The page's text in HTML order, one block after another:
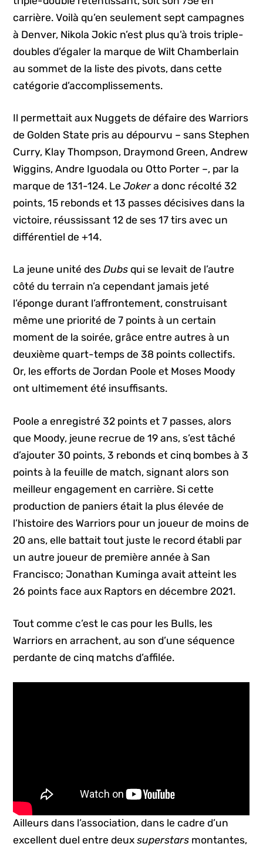
carrière. Voilà qu’en seulement sept campagnes
à Denver, Nikola Jokic n’est plus qu’à trois triple-
doubles d’égaler la marque de Wilt Chamberlain
au sommet de la liste des pivots, dans cette
catégorie d’accomplissements.
Il permettait aux Nuggets de défaire des Warriors
de Golden State pris au dépourvu – sans Stephen
Curry, Klay Thompson, Draymond Green, Andrew
Wiggins, Andre Iguodala ou Otto Porter –, par la
marque de 131-124. LeJokera donc récolté 32
points, 15 rebonds et 13 passes décisives dans la
victoire, réussissant 12 de ses 17 tirs avec un
différentiel de +14.
La jeune unité desDubsqui se levait de l’autre
côté du terrain n’a cependant jamais jeté
l’éponge durant l’affrontement, construisant
même une priorité de 7 points à un certain
moment de la soirée, grâce entre autres à un
deuxième quart-temps de 38 points collectifs.
Or, les efforts de Jordan Poole et Moses Moody
ont ultimement été insuffisants.
Poole a enregistré 32 points et 7 passes, alors
que Moody, jeune recrue de 19 ans, s’est tâché
d’ajouter 30 points, 3 rebonds et cinq bombes à 3
points à la feuille de match, signant alors son
meilleur engagement en carrière. Si cette
production de paniers était la plus élevée de
l’histoire des Warriors pour un joueur de moins de
20 ans, elle battait tout juste le record établi par
un autre joueur de première année à San
Francisco; Jonathan Kuminga avait atteint les
26 points face aux Raptors en décembre 2021.
Tout comme c’est le cas pour les Bulls, les
Warriors en arrachent, au son d’une séquence
perdante de cinq matchs d’affilée.
Ailleurs dans l’association, dans le cadre d’un
excellent duel entre deuxsuperstars montantes,